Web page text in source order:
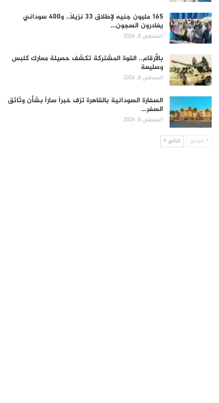
165 مليون جنيه لإطلاق 33 نزيلاً.. و400 سوداني
يغادرون السجون…
أغسطس 8, 2026
بالأرقام.. القوة المشتركة تكشف حصيلة معارك كلبس
وصليعة
أغسطس 8, 2026
السفارة السودانية بالقاهرة تزف خبراً ساراً بشأن وثائق
السفر…
أغسطس 8, 2026
السابق التالي